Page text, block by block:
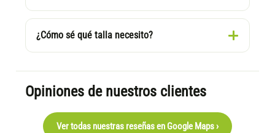
¿Cómo sé qué talla necesito?
Opiniones de nuestros clientes
Ver todas nuestras reseñas en Google Maps ›